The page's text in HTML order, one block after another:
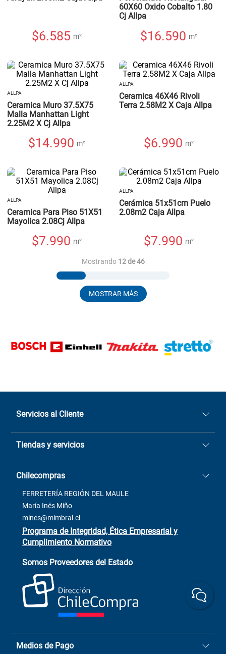
$6.585 m²
60X60 Oxido Cobalto 1.80
Cj Allpa
$16.590 m²
ALLPA
Ceramica Muro 37.5X75
Malla Manhattan Light
2.25M2 X Cj Allpa
$14.990 m²
ALLPA
Ceramica 46X46 Rivoli
Terra 2.58M2 X Caja Allpa
$6.990 m²
ALLPA
Ceramica Para Piso 51X51
Mayolica 2.08Cj Allpa
$7.990 m²
ALLPA
Cerámica 51x51cm Puelo
2.08m2 Caja Allpa
$7.990 m²
Mostrando 12 de 46
MOSTRAR MÁS
Servicios al Cliente
Quiénes somos
Sucursales
Términos y condiciones
Contacto
Venta Terreno
Trabaja con Nosotros
+(73) 256
ChileCompras
+56 9 9888 9549
Tiendas y servicios
Casa Matriz: Avenida Chorrillos
2137 San Javier, Fono (73)
Chilecompras
FERRETERÍA REGIÓN DEL MAULE
María Inés Miño
mines@mimbral.cl
Programa de Integridad, Ética Empresarial y
Cumplimiento Normativo
Somos Proveedores del Estado
Medios de Pago